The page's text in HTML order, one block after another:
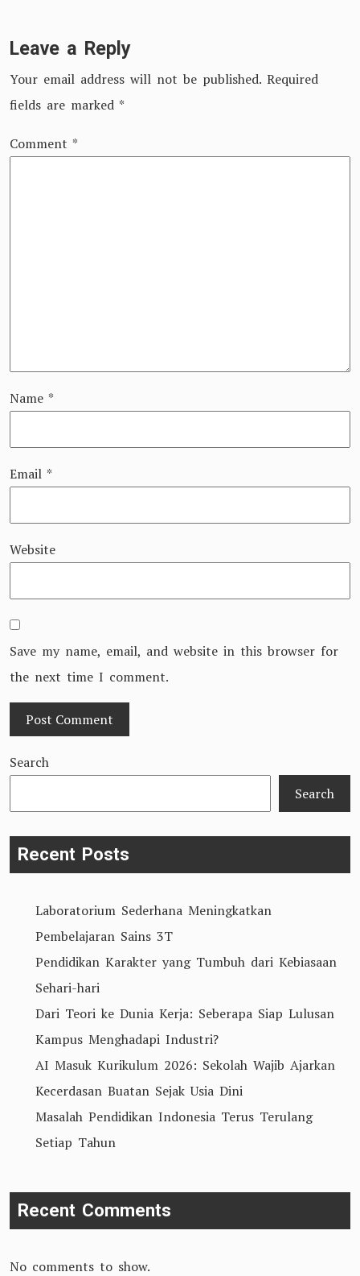
Leave a Reply
Your email address will not be published. Required
fields are marked *
Comment *
Name *
Email *
Website
Save my name, email, and website in this browser for
the next time I comment.
Search
Search
Recent Posts
Laboratorium Sederhana Meningkatkan
Pembelajaran Sains 3T
Pendidikan Karakter yang Tumbuh dari Kebiasaan
Sehari-hari
Dari Teori ke Dunia Kerja: Seberapa Siap Lulusan
Kampus Menghadapi Industri?
AI Masuk Kurikulum 2026: Sekolah Wajib Ajarkan
Kecerdasan Buatan Sejak Usia Dini
Masalah Pendidikan Indonesia Terus Terulang
Setiap Tahun
Recent Comments
No comments to show.